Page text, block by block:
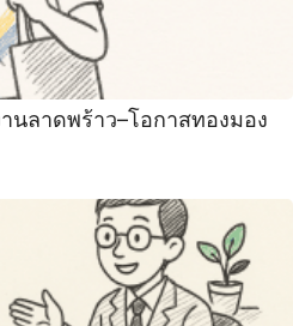
นลาดพร้าว–โอกาสทองมอง